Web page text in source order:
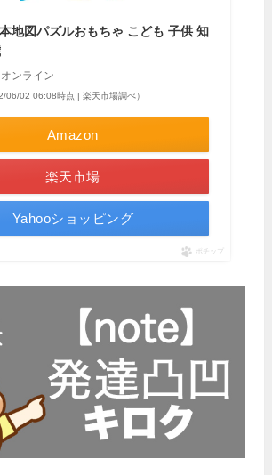
地図パズルおもちゃ こども 子供 知
ンライン
06/02 06:08時点 | 楽天市場調べ）
Amazon
楽天市場
Yahooショッピング
ポチップ